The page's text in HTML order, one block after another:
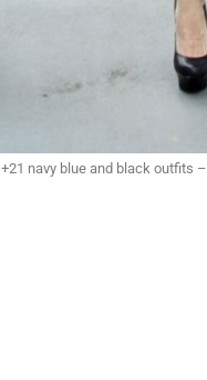
+21 navy blue and black outfits –